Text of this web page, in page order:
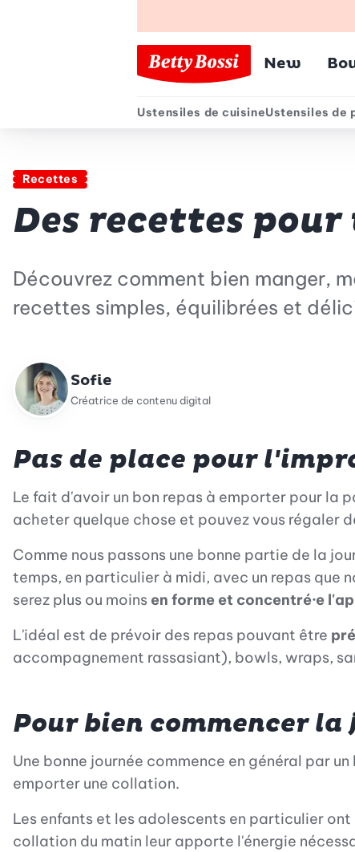
Menu
New
Menu
Ustensiles de cuisineUstensiles de
Recettes
Des recettes
Découvrez comment bien manger,
recettes simples, équilibrées et
Sofie
Créatrice de contenu digital
Pas de place pour
Le fait d'avoir un bon repas à emporter pour la
acheter quelque chose et pouvez vous régaler
Comme nous passons une bonne partie de la
temps, en particulier à midi, avec un repas que
serez plus ou moins en forme et concentré·e
L'idéal est de prévoir des repas pouvant être
accompagnement rassasiant), bowls, wraps,
Pour bien commencer la
Une bonne journée commence en général par
emporter une collation.
Les enfants et les adolescents en particulier
collation du matin leur apporte l'énergie